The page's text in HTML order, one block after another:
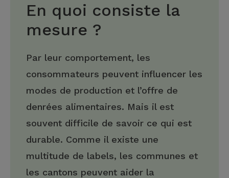
En quoi consiste la
mesure ?
Par leur comportement, les
consommateurs peuvent influencer les
modes de production et l’offre de
denrées alimentaires. Mais il est
souvent difficile de savoir ce qui est
durable. Comme il existe une
multitude de labels, les communes et
les cantons peuvent aider la